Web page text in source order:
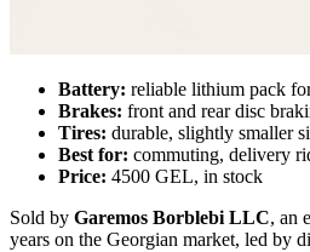
Battery: reliable lithium pack
Brakes: front and rear disc
Tires: durable, slightly smaller
Best for: commuting, delivery
Price: 4500 GEL, in stock
Sold by Garemos Borblebi LLC, an
years on the Georgian market, led by